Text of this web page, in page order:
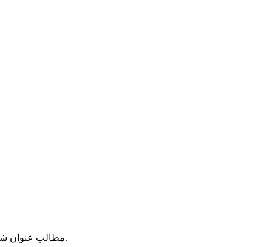
مطالب عنوان شده در اخبار، مقالات، دیدگاهها و غیره نظر نویسندگان آنهاست. سایت ملیون هیچگونه مسؤلیتی را در قبال نظرات و مطالب مزبور نمی پذیرد.